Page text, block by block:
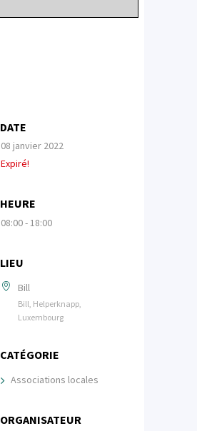
DATE
08 janvier 2022
Expiré!
HEURE
08:00 - 18:00
LIEU
Bill
Bill, Helperknapp,
Luxembourg
CATÉGORIE
Associations locales
ORGANISATEUR